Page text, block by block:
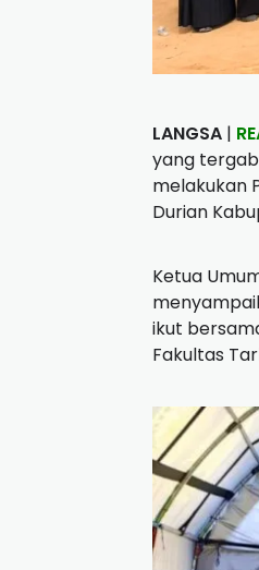
LANGSA |
yang
melakukan
Durian
Ketua
ikut
Fakultas